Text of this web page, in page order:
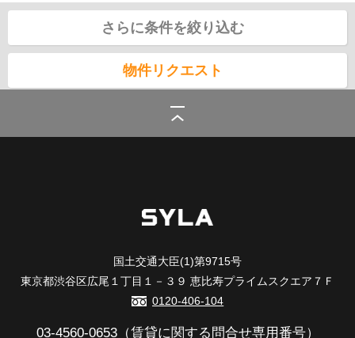
さらに条件を絞り込む
物件リクエスト
東急電鉄東急池上線
国土交通大臣(1)第9715号
東京都渋谷区広尾１丁目１－３９ 恵比寿プライムスクエア７Ｆ
0120-406-104
03-4560-0653（賃貸に関する問合せ専用番号）